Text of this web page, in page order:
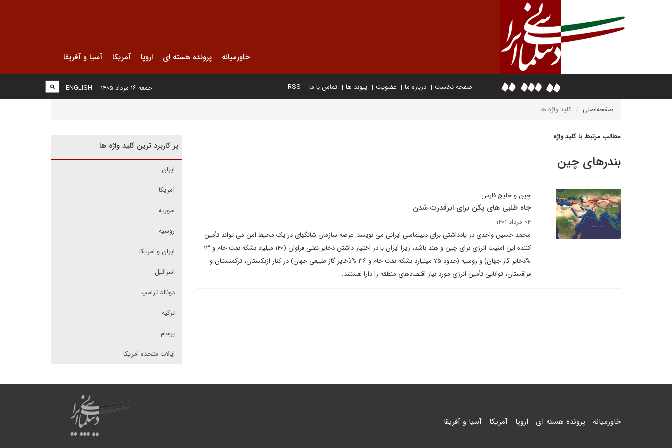
خاورمیانه پرونده هسته ای اروپا آمریکا آسیا و آفریقا
صفحه نخست درباره ما عضویت پیوند ها تماس با ما RSS
ENGLISH جمعه ۱۶ مرداد ۱۴۰۵
صفحه‌اصلی کلید واژه ها
مطالب مرتبط با کلید واژه
بندرهای چین
چین و خلیج فارس
جاه طلبی های پکن برای ابرقدرت شدن
۰۴ مرداد ۱۴۰۱
محمد حسین واحدی در یادداشتی برای دیپلماسی ایرانی می نویسد: عرصه سازمان شانگهای در یک محیط امن می تواند تأمین
کننده این امنیت انرژی برای چین و هند باشد، زیرا ایران با در اختیار داشتن ذخایر نفتی فراوان (۱۴۰ میلیاد بشکه نفت خام و ۱۳
%ذخایر گاز جهان) و روسیه (حدود ۷۵ میلیارد بشکه نفت خام و ۳۶ %ذخایر گاز طبیعی جهان) در کنار ازبکستان، ترکمنستان و
قزاقستان، توانایی تأمین انرژی مورد نیاز اقتصادهای منطقه را دارا هستند.
پر کاربرد ترین کلید واژه ها
ایران
آمریکا
سوریه
روسیه
ایران و امریکا
اسرائیل
دونالد ترامپ
ترکیه
برجام
ایالات متحده امریکا
خاورمیانه پرونده هسته ای اروپا آمریکا آسیا و آفریقا